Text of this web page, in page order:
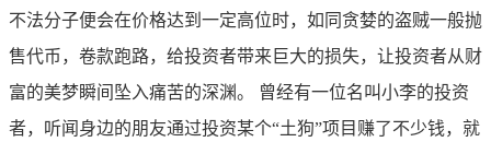
不法分子便会在价格达到一定高位时，如同贪婪的盗贼一般抛
售代币，卷款跑路，给投资者带来巨大的损失，让投资者从财
富的美梦瞬间坠入痛苦的深渊。 曾经有一位名叫小李的投资
者，听闻身边的朋友通过投资某个“土狗”项目赚了不少钱，就